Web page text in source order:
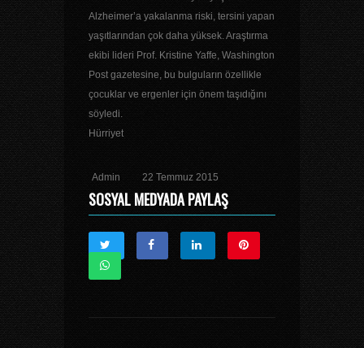
Alzheimer’a yakalanma riski, tersini yapan
yaşıtlarından çok daha yüksek. Araştırma
ekibi lideri Prof. Kristine Yaffe, Washington
Post gazetesine, bu bulguların özellikle
çocuklar ve ergenler için önem taşıdığını
söyledi.
Hürriyet
Admin 22 Temmuz 2015
SOSYAL MEDYADA PAYLAŞ